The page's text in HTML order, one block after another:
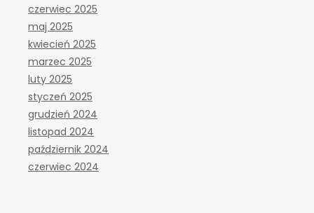
czerwiec 2025
maj 2025
kwiecień 2025
marzec 2025
luty 2025
styczeń 2025
grudzień 2024
listopad 2024
październik 2024
czerwiec 2024